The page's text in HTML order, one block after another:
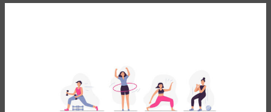
Proteine: Gli integratori proteici possono aiutare a riparare e
contribuire a ricostituire le riserve di glicogeno muscolare. Si
possono scegliere bevande sportive o integratori di carboidrati per
favorire il recupero energetico.